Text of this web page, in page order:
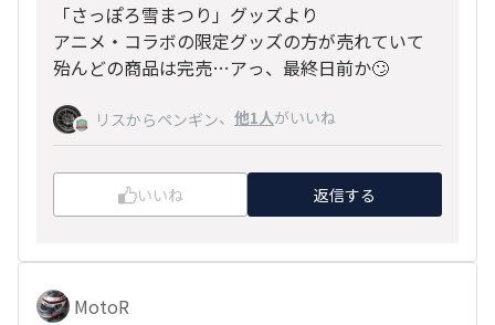
「さっぽろ雪まつり」グッズより
アニメ・コラボの限定グッズの方が売れていて
殆んどの商品は完売…アっ、最終日前か🙄
リスからペンギン、 他1人がいいね
いいね 返信する
MotoR